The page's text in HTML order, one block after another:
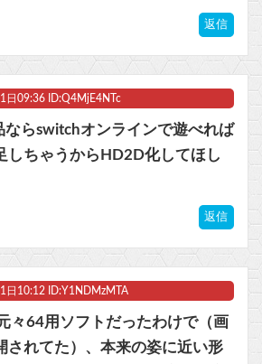
返信
日09:36 ID:Q4MjE4NTc
ならswitchオンラインで遊べれば
しちゃうからHD2D化してほし
返信
日10:12 ID:Y1NDMzMTA
々64用ソフトだったわけで（画
されてた）、本来の姿に近い形